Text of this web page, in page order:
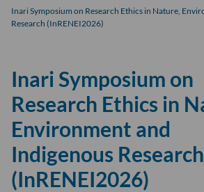
Inari Symposium on Research Ethics in Nature,
Research (InRENEI2026)
Inari Symposium on
Research Ethics in
Environment and
Indigenous Research
(InRENEI2026)